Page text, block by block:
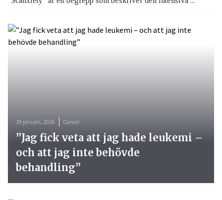
19 januari, 2026 Cancer
”Jag fick veta att jag hade leukemi –
och att jag inte behövde
behandling”